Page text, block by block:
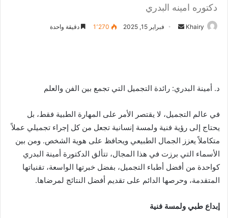
دكتوره امينه البدري
Khairy
ر
إ
ر
ن
فبراير 15, 2025 1٬270 دقيقة واحدة
د. أمينة البدري: رائدة التجميل التي تجمع بين الفن والعلم
في عالم التجميل، لا يقتصر الأمر على المهارة الطبية فقط، بل
يحتاج إلى رؤية فنية ولمسة إنسانية تجعل من كل إجراء تجميلي عملاً
متكاملاً يعزز الجمال الطبيعي ويحافظ على هوية الشخص. ومن بين
الأسماء التي برزت في هذا المجال، تتألق الدكتورة أمينة البدري
كواحدة من أفضل أطباء التجميل، بفضل خبرتها الواسعة، تقنياتها
المتقدمة، وحرصها الدائم على تقديم أفضل النتائج لمرضاها.
إبداع طبي ولمسة فنية